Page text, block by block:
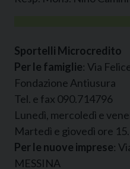
Sportelli Microcredito
Per le famiglie: Via
Fondazione Antiusura
Tel. e fax 090.714796
Lunedì, mercoledì e
Martedì e giovedì ore
Per le nuove imprese:
MESSINA